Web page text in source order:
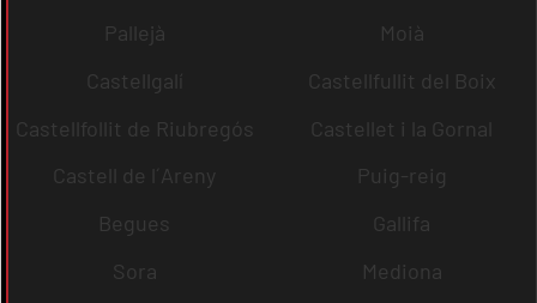
Pallejà
Moià
Castellgalí
Castellfullit del Boix
Castellfollit de Riubregós
Castellet i la Gornal
Castell de l´Areny
Puig-reig
Begues
Gallifa
Sora
Mediona